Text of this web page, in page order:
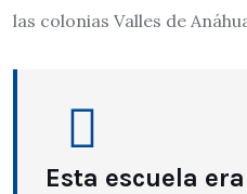
las colonias Valles de
Esta escuela